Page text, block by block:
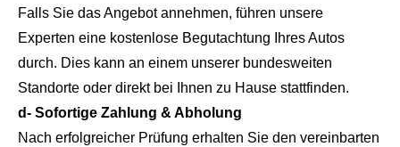
Falls Sie das Angebot annehmen, führen unsere
Experten eine kostenlose Begutachtung Ihres Autos
durch. Dies kann an einem unserer bundesweiten
Standorte oder direkt bei Ihnen zu Hause stattfinden.
d- Sofortige Zahlung & Abholung
Nach erfolgreicher Prüfung erhalten Sie den vereinbarten